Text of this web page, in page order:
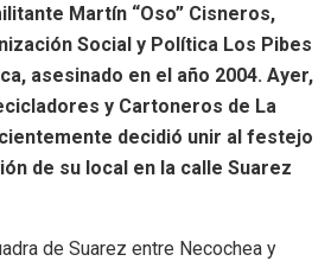
Martín “Oso” Cisneros,
Social y Política Los Pibes
asesinado en el año 2004. Ayer,
y Cartoneros de La
decidió unir al festejo
de su local en la calle Suarez
de Suarez entre Necochea y